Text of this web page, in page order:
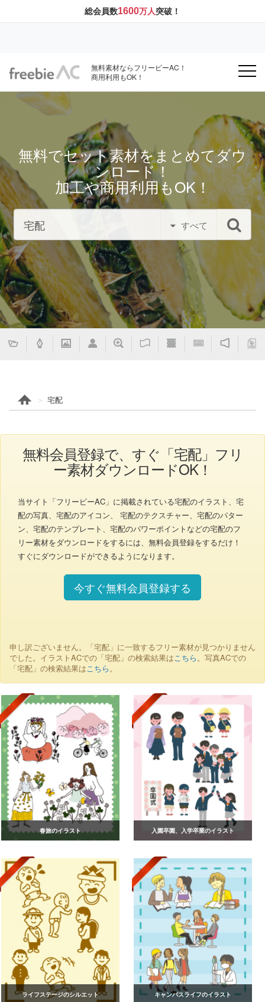
総会員数1600万人突破！
無料素材ならフリービーAC！
商用利用もOK！
無料でセット素材をまとめてダウ
ンロード！
加工や商用利用もOK！
すべて
宅配
無料会員登録で、すぐ「宅配」フリ
ー素材ダウンロードOK！
当サイト「フリービーAC」に掲載されている宅配のイラスト、宅
配の写真、宅配のアイコン、 宅配のテクスチャー、宅配のパター
ン、宅配のテンプレート、宅配のパワーポイントなどの宅配のフ
リー素材をダウンロードをするには、無料会員登録をするだけ！
すぐにダウンロードができるようになります。
今すぐ無料会員登録する
申し訳ございません。「宅配」に一致するフリー素材が見つかりません
でした。イラストACでの「宅配」の検索結果はこちら。写真ACでの
「宅配」の検索結果はこちら。
春旅のイラスト 入園卒園、入学卒業のイラスト
ライフステージのシルエット キャンパスライフのイラスト